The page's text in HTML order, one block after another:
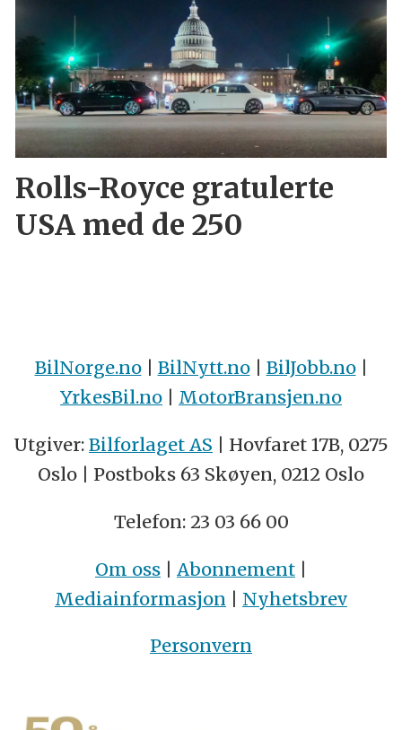
Rolls-Royce gratulerte
USA med de 250
BilNorge.no| BilNytt.no| BilJobb.no|
YrkesBil.no | MotorBransjen.no
Utgiver: Bilforlaget AS | Hovfaret 17B, 0275
Oslo | Postboks 63 Skøyen, 0212 Oslo
Telefon: 23 03 66 00
Om oss | Abonnement |
Mediainformasjon | Nyhetsbrev
Personvern